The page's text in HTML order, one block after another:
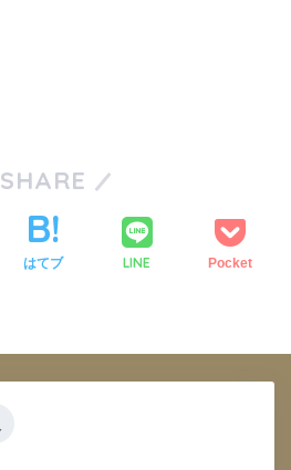
SHARE
はてブ LINE Pocket